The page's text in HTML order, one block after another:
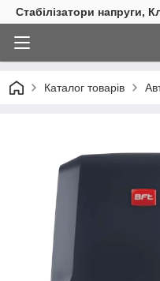
Стабілізатори напруги,
Каталог товарів